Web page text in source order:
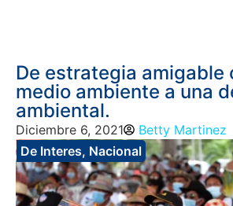
De estrategia amigable
medio ambiente a una
ambiental.
Diciembre 6, 2021
Betty Martinez
De Interes, Nacional